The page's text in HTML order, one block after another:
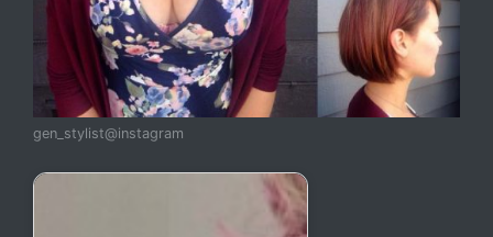
gen_stylist@instagram